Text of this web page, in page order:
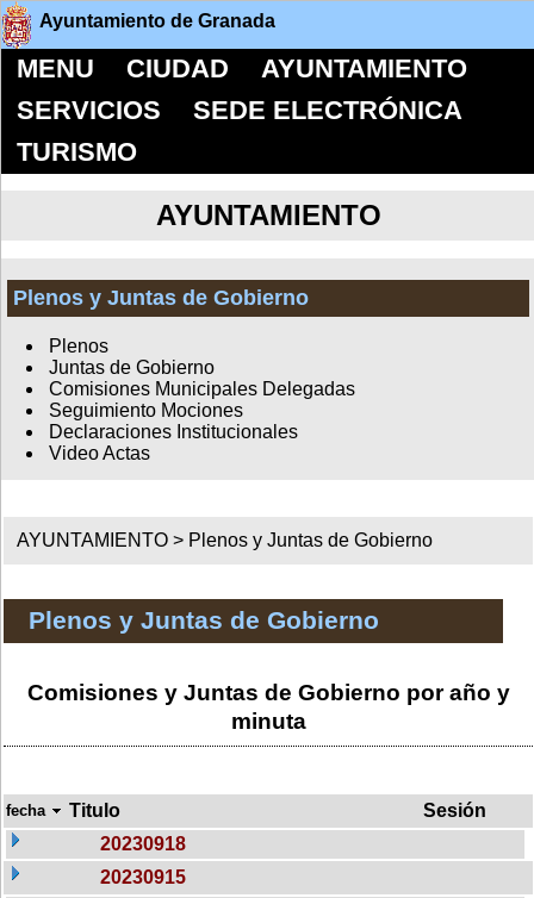
Ayuntamiento de Granada
MENU CIUDAD
AYUNTAMIENTO
SERVICIOS
SEDE ELECTRÓNICA
TURISMO
AYUNTAMIENTO
Plenos y Juntas de Gobierno
Plenos
Juntas de Gobierno
Comisiones Municipales Delegadas
Seguimiento Mociones
Declaraciones Institucionales
Video Actas
AYUNTAMIENTO > Plenos y Juntas de Gobierno
Plenos y Juntas de Gobierno
Comisiones y Juntas de Gobierno por año y
minuta
fecha Titulo
Sesión
20230918
20230915